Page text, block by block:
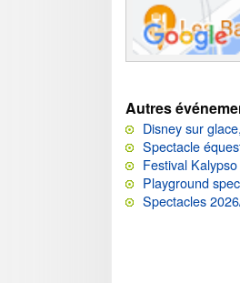
Autres
Disney sur
Spectacle
Festival
Playground
Spectacles